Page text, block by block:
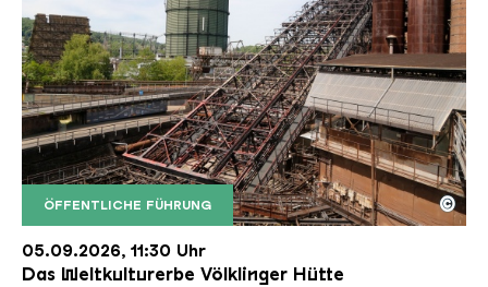
ÖFFENTLICHE FÜHRUNG
Der Erzschrägaufzug der Völklinger Hütte mit
Copyright: Weltkulturerbe Völklinger Hütte | Karl
©
05.09.2026, 11:30 Uhr
Das Weltkulturerbe Völklinger Hütte